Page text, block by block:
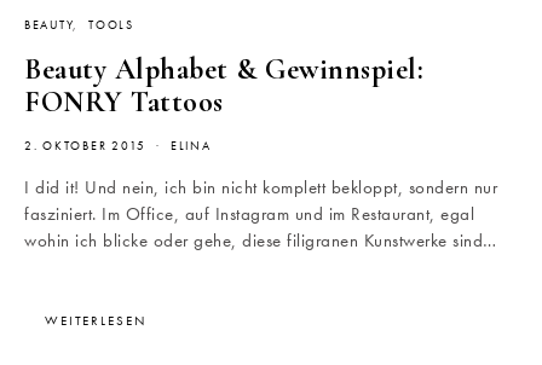
BEAUTY TOOLS
Beauty Alphabet & Gewinnspiel:
FONRY Tattoos
2. OKTOBER 2015 ELINA
I did it! Und nein, ich bin nicht komplett bekloppt, sondern nur
fasziniert. Im Office, auf Instagram und im Restaurant, egal
wohin ich blicke oder gehe, diese filigranen Kunstwerke sind…
WEITERLESEN